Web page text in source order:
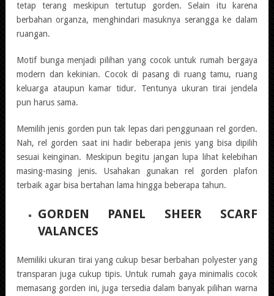
tetap terang meskipun tertutup gorden. Selain itu karena
berbahan organza, menghindari masuknya serangga ke dalam
ruangan.
Motif bunga menjadi pilihan yang cocok untuk rumah bergaya
modern dan kekinian. Cocok di pasang di ruang tamu, ruang
keluarga ataupun kamar tidur. Tentunya ukuran tirai jendela
pun harus sama.
Memilih jenis gorden pun tak lepas dari penggunaan rel gorden.
Nah, rel gorden saat ini hadir beberapa jenis yang bisa dipilih
sesuai keinginan. Meskipun begitu jangan lupa lihat kelebihan
masing-masing jenis. Usahakan gunakan rel gorden plafon
terbaik agar bisa bertahan lama hingga beberapa tahun.
GORDEN PANEL SHEER SCARF
VALANCES
Memiliki ukuran tirai yang cukup besar berbahan polyester yang
transparan juga cukup tipis. Untuk rumah gaya minimalis cocok
memasang gorden ini, juga tersedia dalam banyak pilihan warna